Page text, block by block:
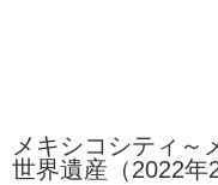
メキシコシティ～
世界遺産（2022年2